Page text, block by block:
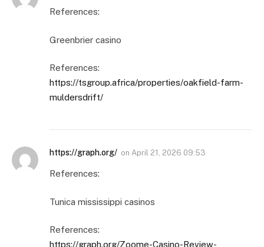
References:
Greenbrier casino
References:
https://tsgroup.africa/properties/oakfield-farm-
muldersdrift/
https://graph.org/ on April 21, 2026 09:53
References:
Tunica mississippi casinos
References:
https://graph.org/Zoome-Casino-Review-